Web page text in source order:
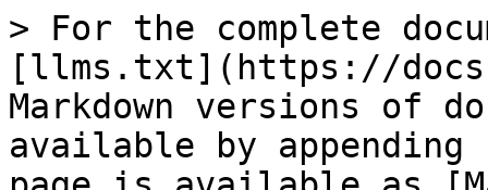
> For the complete
[llms.txt](https://
Markdown versions of
available by